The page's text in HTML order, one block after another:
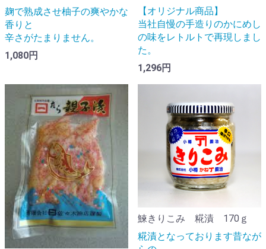
麹で熟成させ柚子の爽やかな
香りと
辛さがたまりません。
1,080円
【オリジナル商品】
当社自慢の手造りのかにめし
の味をレトルトで再現しまし
た。
1,296円
鰊きりこみ 糀漬 170ｇ
糀漬となっております昔なが